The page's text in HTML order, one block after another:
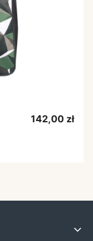
Cena
142,00 zł